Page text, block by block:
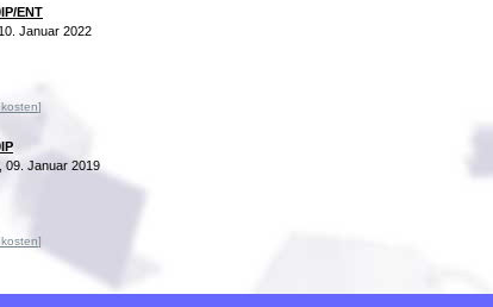
ENT
Januar 2022
]
09. Januar 2019
]